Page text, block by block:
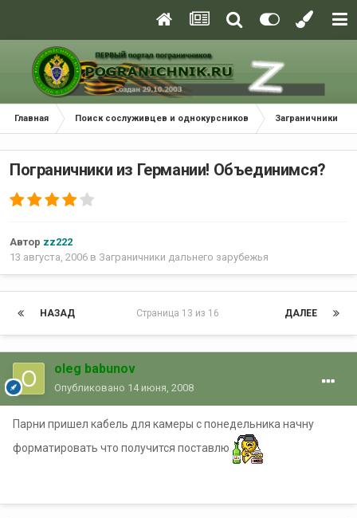
Главная Поиск сослуживцев и однокурсников Заграничники
Пограничники из Германии! Объединимся?
Автор zz222
13 августа, 2006 в Заграничники дальнего зарубежья
НАЗАД ДАЛЕЕ
Страница 13 из 16
oleg babunov
Опубликовано 14 июня, 2008
Парни пришел кабель для камеры с понедельника начну
форматировать что получится поставлю